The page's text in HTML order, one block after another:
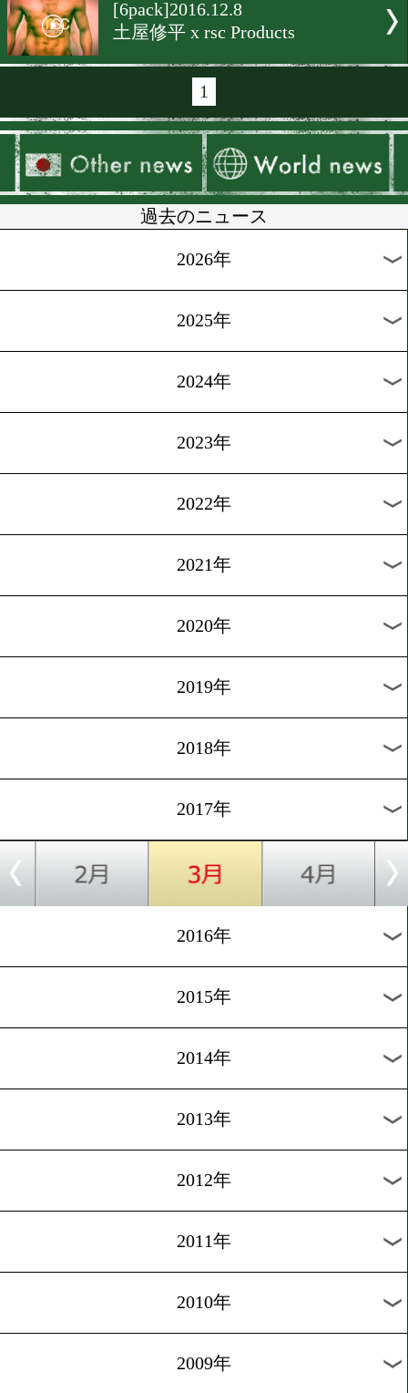
[6pack]2017.1.19
小坂駿がシックスパックを
[6pack]2017.1.12
1月14日に試合の井上岳志
場
[6pack]2016.12.22
小西伶弥 x rsc Products
[6pack]2016.12.15
rsc Products x 岡本和泰(奈
[6pack]2016.12.8
土屋修平 x rsc Products
1
過去のニュース
2025年
2024年
2023年
2022年
2020年
2019年